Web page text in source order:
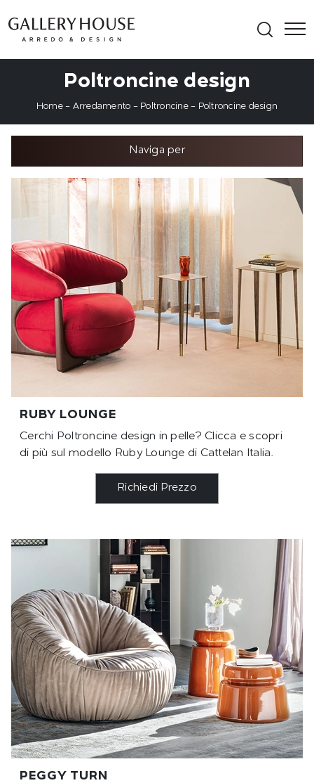
Poltroncine design
Home- Arredamento - Poltroncine- Poltroncine design
Naviga per
RUBY LOUNGE
Cerchi Poltroncine design in pelle? Clicca e scopri
di più sul modello Ruby Lounge di Cattelan Italia.
Richiedi Prezzo
PEGGY TURN